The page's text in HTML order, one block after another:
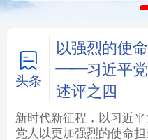
学术中国 乡村振兴
城市 旅游
彩票 娱乐
头条
以强烈的使
——习近平党
述评之四
新时代新征程，以习近
党人以更加强烈的使命